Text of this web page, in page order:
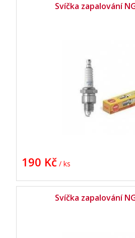
Svíčka zapalování
190 Kč / ks
Svíčka zapalování